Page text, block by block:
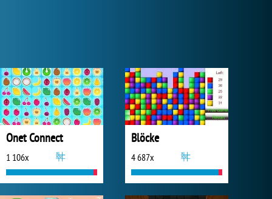
Onet Connect
1 106x
Blöcke
4 687x